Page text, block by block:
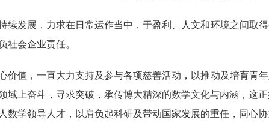
续发展，力求在日常运作当中，于盈利、人文和环境之间取
社会企业责任。
价值，一直大力支持及参与各项慈善活动，以推动及培育青
域上奋斗，寻求突破，承传博大精深的数学文化与内涵，这
数学领导人才，以肩负起科研及带动国家发展的重任，同心